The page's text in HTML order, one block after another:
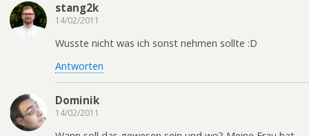
stang2k
14/02/2011
Wusste nicht was ich sonst nehmen sollte :D
Antworten
Dominik
14/02/2011